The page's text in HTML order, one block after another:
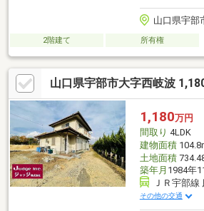
山口県宇部
2階建て 所有権
山口県宇部市大字西岐波
1,180万円
間取り 4LDK
建物面積
土地面積
築年月 1984年
ＪＲ宇部線
その他の交通